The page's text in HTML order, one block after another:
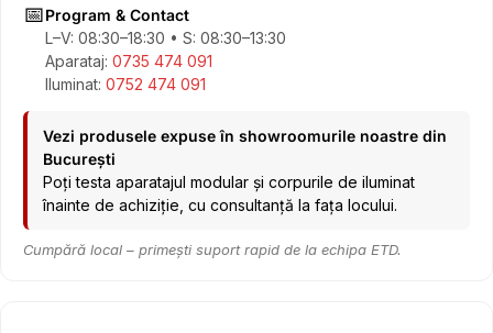
📅Program & Contact
L–V: 08:30–18:30 • S: 08:30–13:30
Aparataj: 0735 474 091
Iluminat: 0752 474 091
Vezi produsele expuse în showroomurile noastre din
București
Poți testa aparatajul modular și corpurile de iluminat
înainte de achiziție, cu consultanță la fața locului.
Cumpără local – primești suport rapid de la echipa ETD.